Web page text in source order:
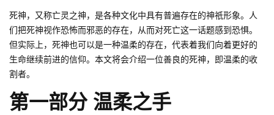
死神，又称亡灵之神，是各种文化中具有普遍存在的神祇形象。人
们把死神视作恐怖而邪恶的存在，从而对死亡这一话题感到恐惧。
但实际上，死神也可以是一种温柔的存在，代表着我们向着更好的
生命继续前进的信仰。本文将会介绍一位善良的死神，即温柔的收
割者。
第一部分 温柔之手